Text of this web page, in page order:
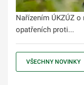
Nařízením ÚKZÚZ
opatřeních proti...
VŠECHNY NOVINKY